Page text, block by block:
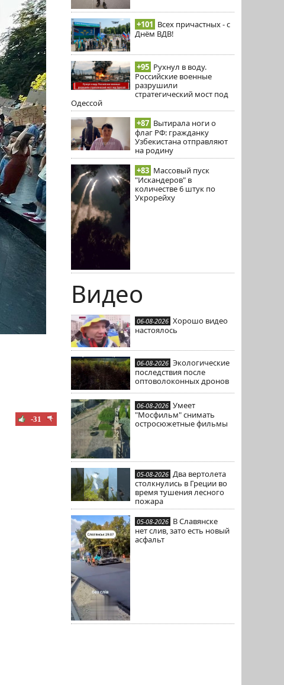
+101 Всех причастных - с
Днём ВДВ!
+95 Рухнул в воду.
Российские военные
разрушили
стратегический мост под
Одессой
+87 Вытирала ноги о
флаг РФ: гражданку
Узбекистана отправляют
на родину
+83 Массовый пуск
"Искандеров" в
количестве 6 штук по
Укрорейху
Видео
06-08-2026 Хорошо видео
настоялось
06-08-2026 Экологические
последствия после
оптоволоконных дронов
06-08-2026 Умеет
"Мосфильм" снимать
остросюжетные фильмы
05-08-2026 Два вертолета
столкнулись в Греции во
время тушения лесного
пожара
05-08-2026 В Славянске
нет слив, зато есть новый
асфальт
-31